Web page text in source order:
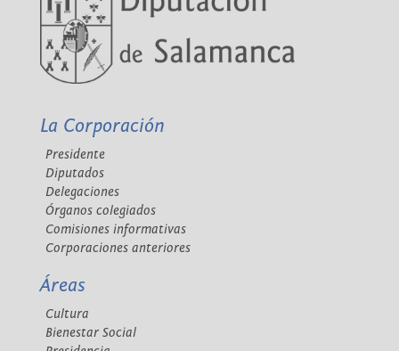
La Corporación
Presidente
Diputados
Delegaciones
Órganos colegiados
Comisiones informativas
Corporaciones anteriores
Áreas
Cultura
Bienestar Social